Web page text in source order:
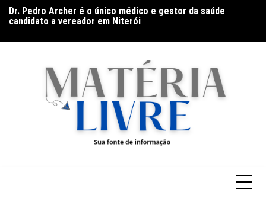
para
conteúdo
Dr. Pedro Archer é o único médico e gestor da saúde
candidato a vereador em Niterói